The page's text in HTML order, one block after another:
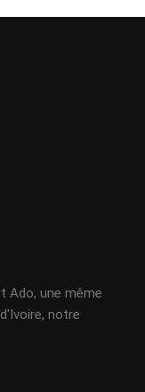
Ado, une même
notre